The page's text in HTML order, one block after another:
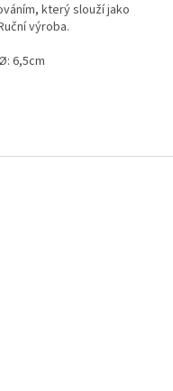
který slouží jako
výroba.
6,5cm